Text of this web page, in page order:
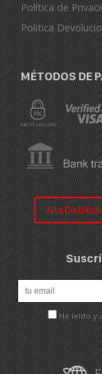
Política de
Politica
MÉTODOS DE
Alta
He leído y